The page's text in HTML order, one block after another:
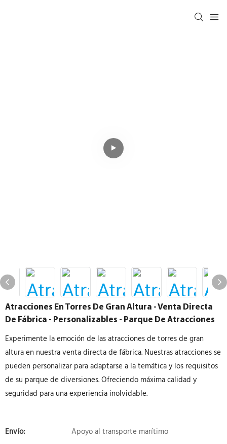
Atracciones En Torres De Gran Altura - Venta Directa
De Fábrica - Personalizables - Parque De Atracciones
Experimente la emoción de las atracciones de torres de gran
altura en nuestra venta directa de fábrica. Nuestras atracciones se
pueden personalizar para adaptarse a la temática y los requisitos
de su parque de diversiones. Ofreciendo máxima calidad y
seguridad para una experiencia inolvidable.
Envío:
Apoyo al transporte marítimo